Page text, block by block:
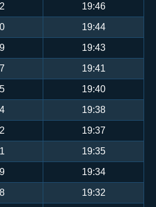
19:46
19:44
19:43
19:41
19:40
19:38
19:37
19:35
19:34
19:32